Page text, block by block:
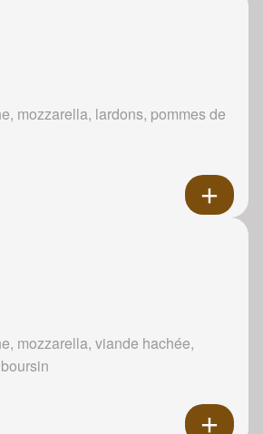
mozzarella, lardons, pommes de
mozzarella, viande hachée,